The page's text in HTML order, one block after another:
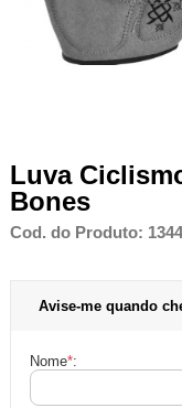
Luva
Bones
Cod. do Produto: 1344
Avise-me quando
Nome*: